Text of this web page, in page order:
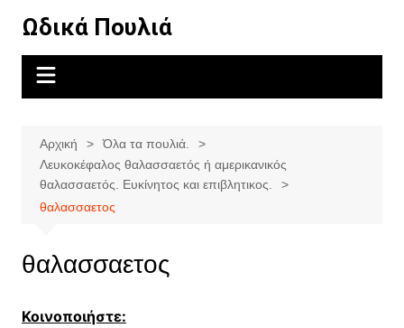
περιεχόμενο
Ωδικά Πουλιά
Αρχική
Όλα τα πουλιά.
Λευκοκέφαλος θαλασσαετός ή αμερικανικός
θαλασσαετός. Ευκίνητος και επιβλητικος.
θαλασσαετος
θαλασσαετος
Κοινοποιήστε: